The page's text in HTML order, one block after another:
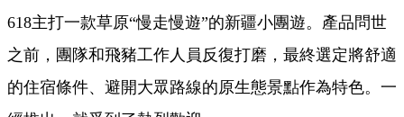
618主打一款草原“慢走慢遊”的新疆小團遊。產品問世
之前，團隊和飛豬工作人員反復打磨，最終選定將舒適
的住宿條件、避開大眾路線的原生態景點作為特色。一